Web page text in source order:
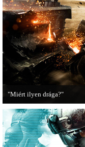
"Miért ilyen drága?"
A PC Guru utánajárt,